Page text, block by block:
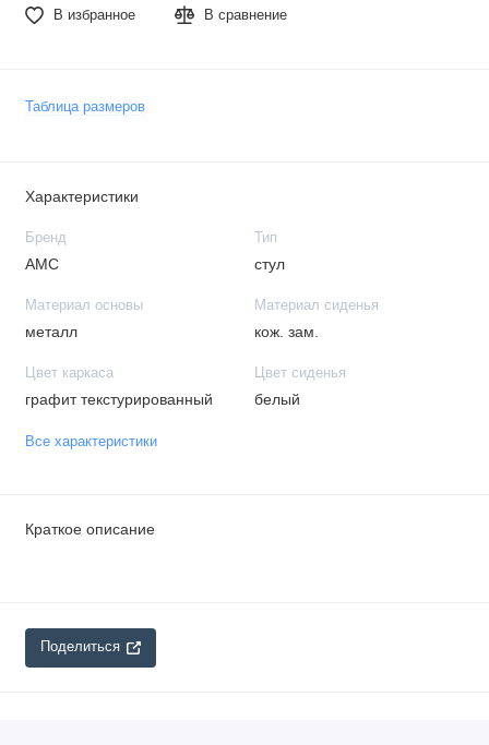
В избранное В сравнение
Таблица размеров
Характеристики
Бренд
АМС
Тип
стул
Материал основы
металл
Материал сиденья
кож. зам.
Цвет каркаса
графит текстурированный
Цвет сиденья
белый
Все характеристики
Краткое описание
Поделиться